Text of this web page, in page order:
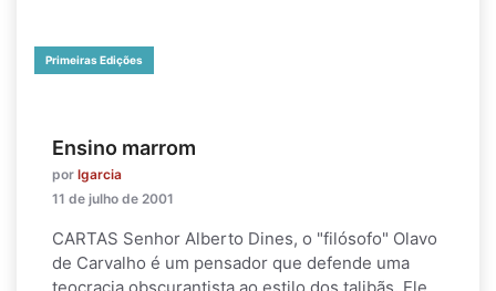
Primeiras Edições
Ensino marrom
por lgarcia
11 de julho de 2001
CARTAS Senhor Alberto Dines, o "filósofo" Olavo
de Carvalho é um pensador que defende uma